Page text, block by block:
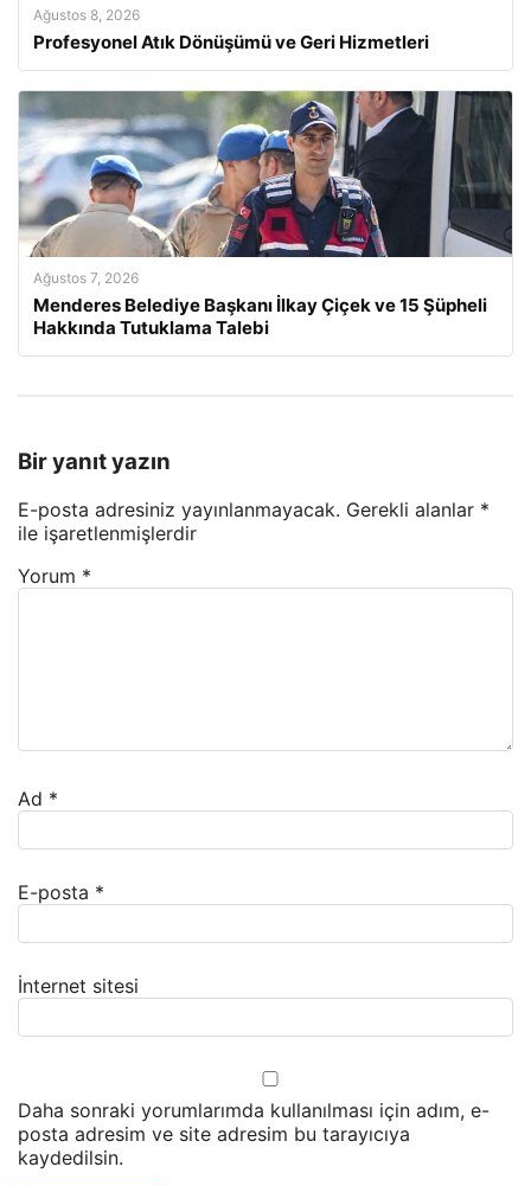
Ağustos 8, 2026
Profesyonel Atık Dönüşümü ve Geri Hizmetleri
Ağustos 7, 2026
Menderes Belediye Başkanı İlkay Çiçek ve 15 Şüpheli
Hakkında Tutuklama Talebi
Bir yanıt yazın
E-posta adresiniz yayınlanmayacak. Gerekli alanlar *
ile işaretlenmişlerdir
Yorum *
Ad *
E-posta *
İnternet sitesi
Daha sonraki yorumlarımda kullanılması için adım, e-
posta adresim ve site adresim bu tarayıcıya
kaydedilsin.